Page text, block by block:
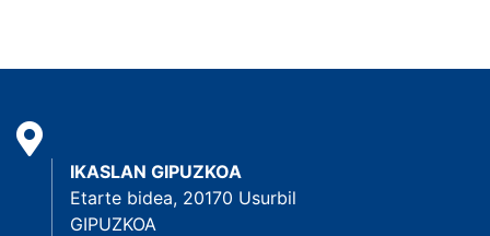
IKASLAN GIPUZKOA
Etarte bidea, 20170 Usurbil
GIPUZKOA